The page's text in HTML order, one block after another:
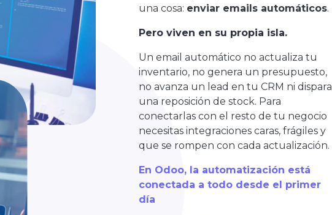
una cosa: enviar emails automáticos.
Pero viven en su propia isla.
Un email automático no actualiza tu
inventario, no genera un presupuesto,
no avanza un lead en tu CRM ni dispara
una reposición de stock. Para
conectarlas con el resto de tu negocio
necesitas integraciones caras, frágiles y
que se rompen con cada actualización.
En Odoo, la automatización está
conectada a todo desde el primer
día